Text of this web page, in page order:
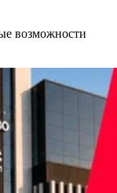
возможности